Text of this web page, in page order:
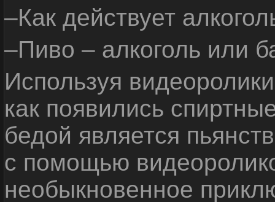
–Как действует
–Пиво – алкоголь или
Используя
как появились
бедой является
с помощью
необыкновенное